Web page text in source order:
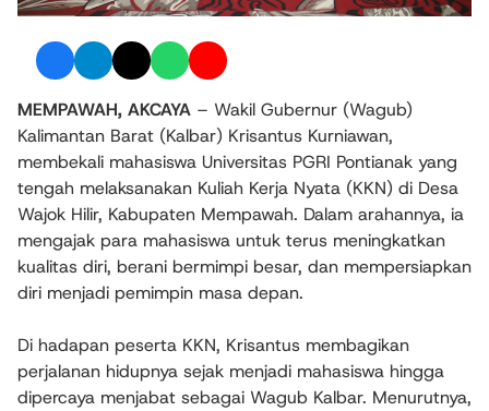
MEMPAWAH, AKCAYA – Wakil Gubernur (Wagub)
Kalimantan Barat (Kalbar) Krisantus Kurniawan,
membekali mahasiswa Universitas PGRI Pontianak yang
tengah melaksanakan Kuliah Kerja Nyata (KKN) di Desa
Wajok Hilir, Kabupaten Mempawah. Dalam arahannya, ia
mengajak para mahasiswa untuk terus meningkatkan
kualitas diri, berani bermimpi besar, dan mempersiapkan
diri menjadi pemimpin masa depan.
Di hadapan peserta KKN, Krisantus membagikan
perjalanan hidupnya sejak menjadi mahasiswa hingga
dipercaya menjabat sebagai Wagub Kalbar. Menurutnya,